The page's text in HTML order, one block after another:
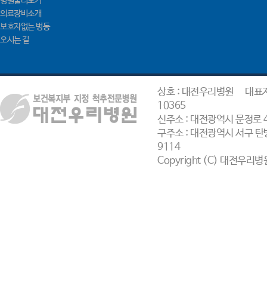
의료장비소개
보호자없는 병동
오시는 길
상호 : 대전우리병원
대표
10365
신주소 : 대전광역시 문정
구주소 : 대전광역시 서구
9114
Copyright (C) 대전우리